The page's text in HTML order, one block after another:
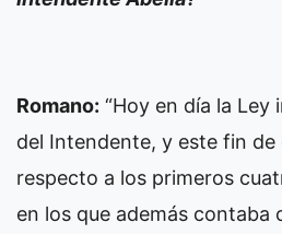
Romano: “Hoy en día la Ley
del Intendente, y este fin
respecto a los primeros
en los que además contaba